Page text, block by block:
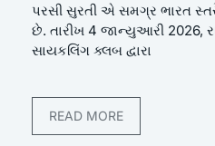
પરસી સુરતી એ સમગ્ર ભારત
છે. તારીખ 4 જાન્યુઆરી 2026,
સાયકલિંગ ક્લબ દ્વારા
READ MORE